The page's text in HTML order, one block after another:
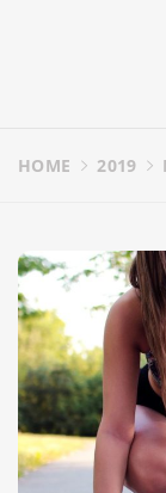
HOME 2019